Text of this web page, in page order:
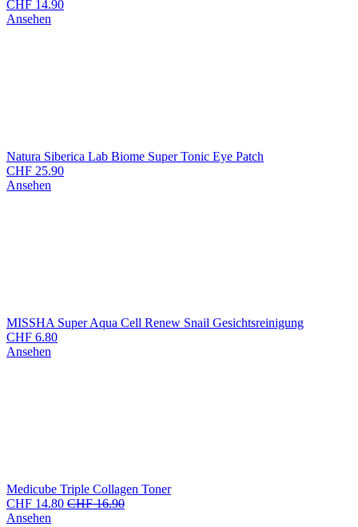
CHF 14.90
Ansehen
Natura Siberica Lab Biome Super Tonic Eye Patch
CHF 25.90
Ansehen
MISSHA Super Aqua Cell Renew Snail Gesichtsreinigung
CHF 6.80
Ansehen
Medicube Triple Collagen Toner
CHF 14.80 CHF16.90
Ansehen